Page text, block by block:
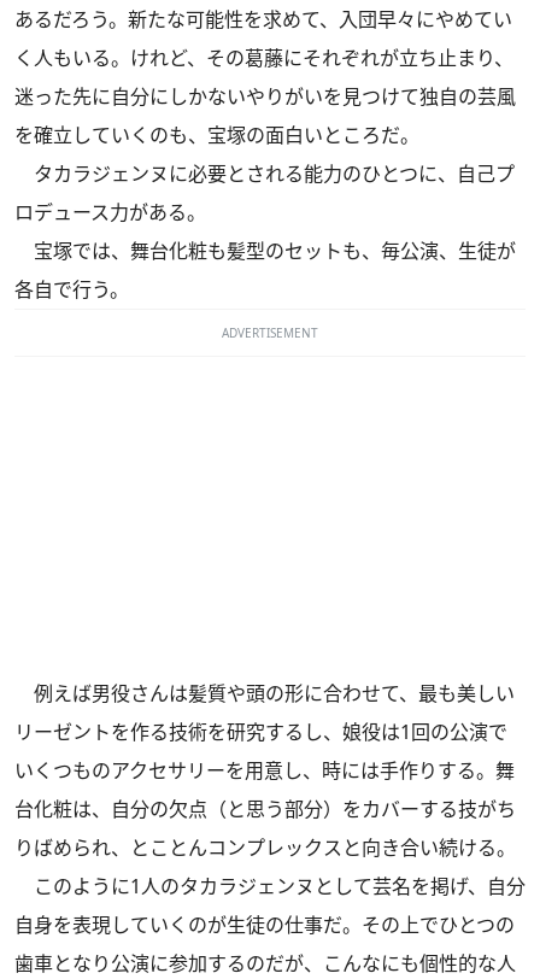
あるだろう。新たな可能性を求めて、入団早々にやめてい
く人もいる。けれど、その葛藤にそれぞれが立ち止まり、
迷った先に自分にしかないやりがいを見つけて独自の芸風
を確立していくのも、宝塚の面白いところだ。
タカラジェンヌに必要とされる能力のひとつに、自己プ
ロデュース力がある。
宝塚では、舞台化粧も髪型のセットも、毎公演、生徒が
各自で行う。
ADVERTISEMENT
例えば男役さんは髪質や頭の形に合わせて、最も美しい
リーゼントを作る技術を研究するし、娘役は1回の公演で
いくつものアクセサリーを用意し、時には手作りする。舞
台化粧は、自分の欠点（と思う部分）をカバーする技がち
りばめられ、とことんコンプレックスと向き合い続ける。
このように1人のタカラジェンヌとして芸名を掲げ、自分
自身を表現していくのが生徒の仕事だ。その上でひとつの
歯車となり公演に参加するのだが、こんなにも個性的な人